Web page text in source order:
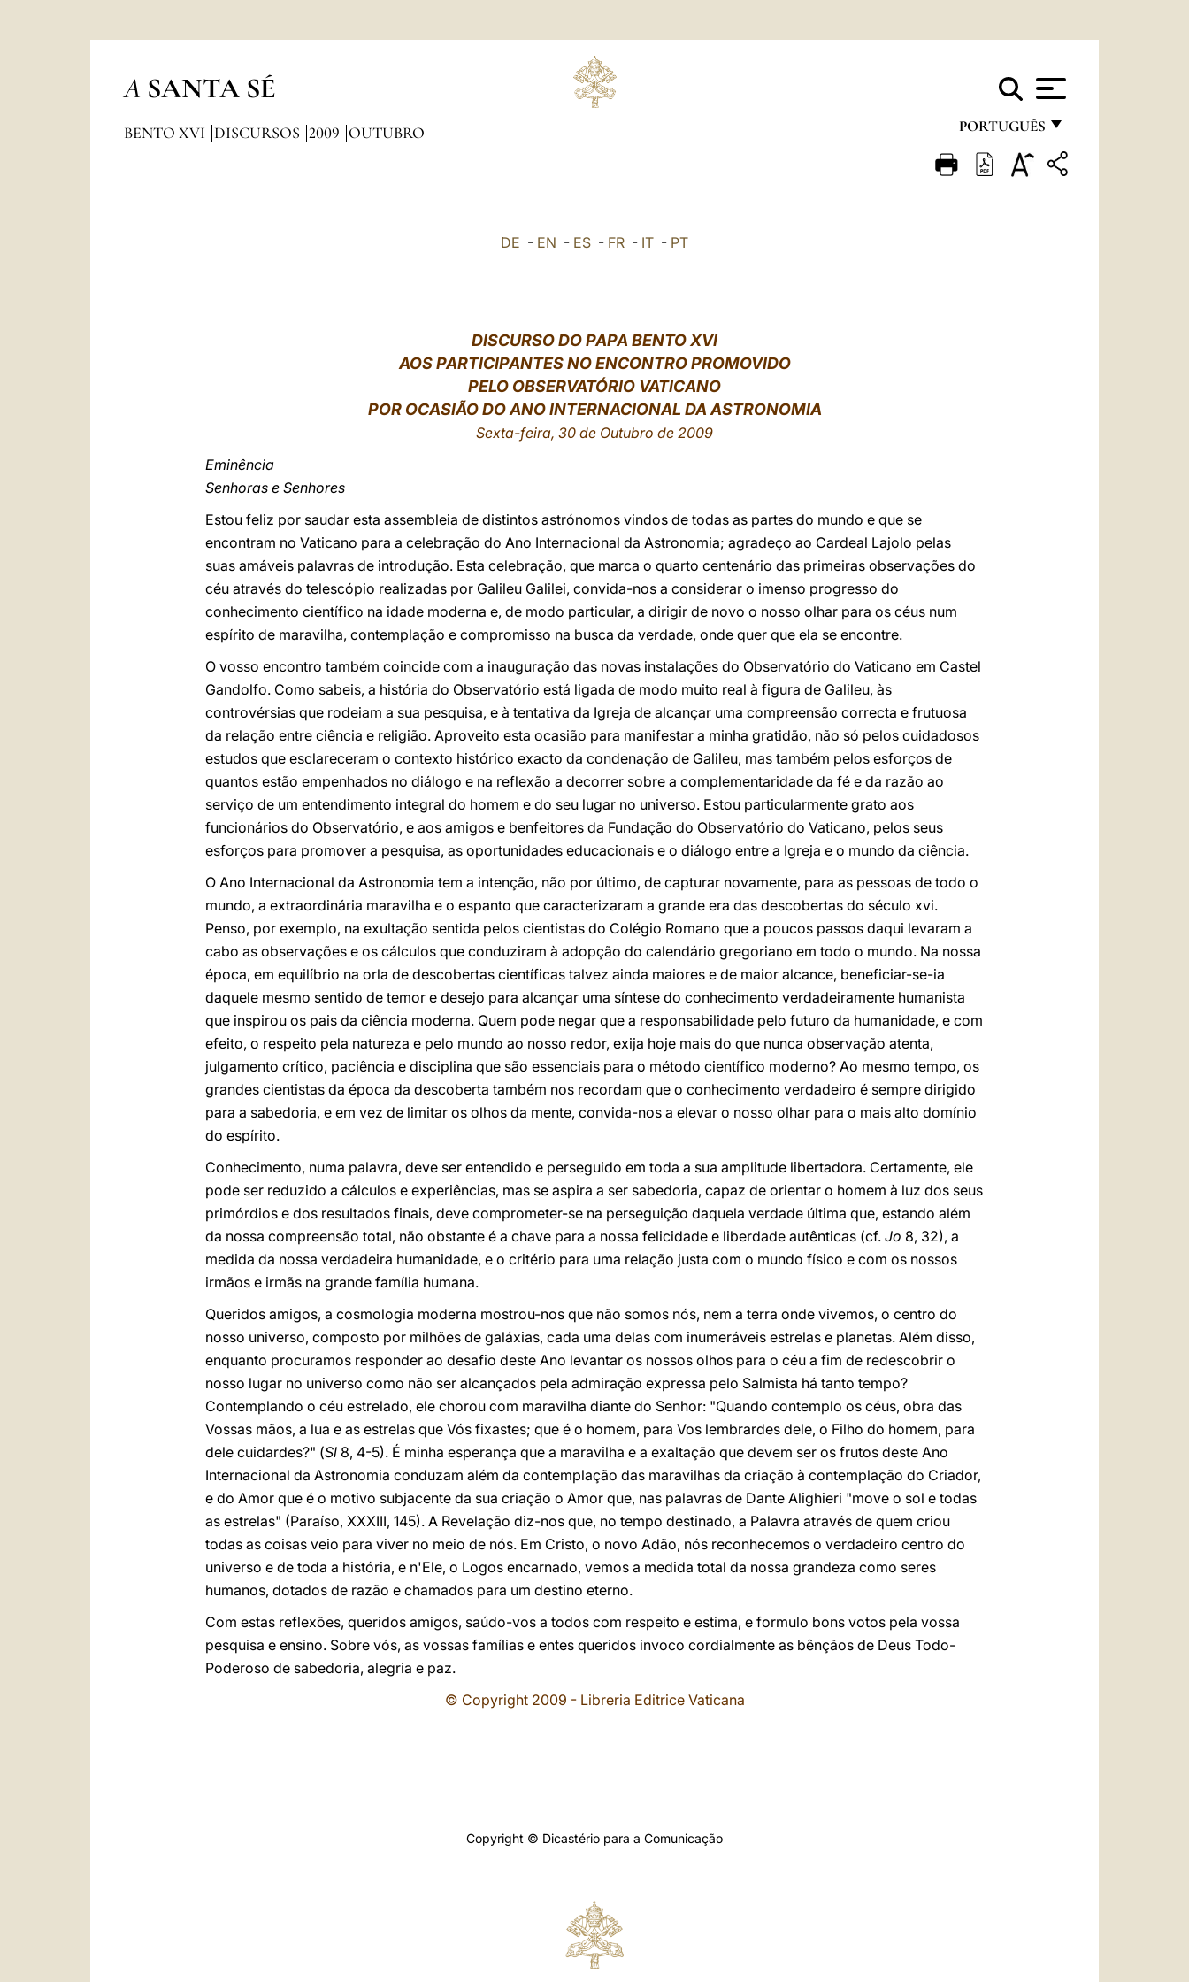
A SANTA SÉ
PORTUGUÊS
FRANÇAIS
BENTO XVI DISCURSOS 2009 OUTUBRO
DE - EN - ES - FR - IT - PT
DISCURSO DO PAPA BENTO XVI
AOS PARTICIPANTES NO ENCONTRO PROMOVIDO
PELO OBSERVATÓRIO VATICANO
POR OCASIÃO DO ANO INTERNACIONAL DA ASTRONOMIA
Sexta-feira, 30 de Outubro de 2009
Eminência
Senhoras e Senhores
Estou feliz por saudar esta assembleia de distintos astrónomos vindos de todas as partes do mundo e que se
encontram no Vaticano para a celebração do Ano Internacional da Astronomia; agradeço ao Cardeal Lajolo pelas
suas amáveis palavras de introdução. Esta celebração, que marca o quarto centenário das primeiras observações do
céu através do telescópio realizadas por Galileu Galilei, convida-nos a considerar o imenso progresso do
conhecimento científico na idade moderna e, de modo particular, a dirigir de novo o nosso olhar para os céus num
espírito de maravilha, contemplação e compromisso na busca da verdade, onde quer que ela se encontre.
O vosso encontro também coincide com a inauguração das novas instalações do Observatório do Vaticano em Castel
Gandolfo. Como sabeis, a história do Observatório está ligada de modo muito real à figura de Galileu, às
controvérsias que rodeiam a sua pesquisa, e à tentativa da Igreja de alcançar uma compreensão correcta e frutuosa
da relação entre ciência e religião. Aproveito esta ocasião para manifestar a minha gratidão, não só pelos cuidadosos
estudos que esclareceram o contexto histórico exacto da condenação de Galileu, mas também pelos esforços de
quantos estão empenhados no diálogo e na reflexão a decorrer sobre a complementaridade da fé e da razão ao
serviço de um entendimento integral do homem e do seu lugar no universo. Estou particularmente grato aos
funcionários do Observatório, e aos amigos e benfeitores da Fundação do Observatório do Vaticano, pelos seus
esforços para promover a pesquisa, as oportunidades educacionais e o diálogo entre a Igreja e o mundo da ciência.
O Ano Internacional da Astronomia tem a intenção, não por último, de capturar novamente, para as pessoas de todo o
mundo, a extraordinária maravilha e o espanto que caracterizaram a grande era das descobertas do século xvi.
Penso, por exemplo, na exultação sentida pelos cientistas do Colégio Romano que a poucos passos daqui levaram a
cabo as observações e os cálculos que conduziram à adopção do calendário gregoriano em todo o mundo. Na nossa
época, em equilíbrio na orla de descobertas científicas talvez ainda maiores e de maior alcance, beneficiar-se-ia
daquele mesmo sentido de temor e desejo para alcançar uma síntese do conhecimento verdadeiramente humanista
que inspirou os pais da ciência moderna. Quem pode negar que a responsabilidade pelo futuro da humanidade, e com
efeito, o respeito pela natureza e pelo mundo ao nosso redor, exija hoje mais do que nunca observação atenta,
julgamento crítico, paciência e disciplina que são essenciais para o método científico moderno? Ao mesmo tempo, os
grandes cientistas da época da descoberta também nos recordam que o conhecimento verdadeiro é sempre dirigido
para a sabedoria, e em vez de limitar os olhos da mente, convida-nos a elevar o nosso olhar para o mais alto domínio
do espírito.
Conhecimento, numa palavra, deve ser entendido e perseguido em toda a sua amplitude libertadora. Certamente, ele
pode ser reduzido a cálculos e experiências, mas se aspira a ser sabedoria, capaz de orientar o homem à luz dos seus
primórdios e dos resultados finais, deve comprometer-se na perseguição daquela verdade última que, estando além
da nossa compreensão total, não obstante é a chave para a nossa felicidade e liberdade autênticas (cf. Jo 8, 32), a
medida da nossa verdadeira humanidade, e o critério para uma relação justa com o mundo físico e com os nossos
irmãos e irmãs na grande família humana.
Queridos amigos, a cosmologia moderna mostrou-nos que não somos nós, nem a terra onde vivemos, o centro do
nosso universo, composto por milhões de galáxias, cada uma delas com inumeráveis estrelas e planetas. Além disso,
enquanto procuramos responder ao desafio deste Ano levantar os nossos olhos para o céu a fim de redescobrir o
nosso lugar no universo como não ser alcançados pela admiração expressa pelo Salmista há tanto tempo?
Contemplando o céu estrelado, ele chorou com maravilha diante do Senhor: "Quando contemplo os céus, obra das
Vossas mãos, a lua e as estrelas que Vós fixastes; que é o homem, para Vos lembrardes dele, o Filho do homem, para
dele cuidardes?" (Sl 8, 4-5). É minha esperança que a maravilha e a exaltação que devem ser os frutos deste Ano
Internacional da Astronomia conduzam além da contemplação das maravilhas da criação à contemplação do Criador,
e do Amor que é o motivo subjacente da sua criação o Amor que, nas palavras de Dante Alighieri "move o sol e todas
as estrelas" (Paraíso, XXXIII, 145). A Revelação diz-nos que, no tempo destinado, a Palavra através de quem criou
todas as coisas veio para viver no meio de nós. Em Cristo, o novo Adão, nós reconhecemos o verdadeiro centro do
universo e de toda a história, e n'Ele, o Logos encarnado, vemos a medida total da nossa grandeza como seres
humanos, dotados de razão e chamados para um destino eterno.
Com estas reflexões, queridos amigos, saúdo-vos a todos com respeito e estima, e formulo bons votos pela vossa
pesquisa e ensino. Sobre vós, as vossas famílias e entes queridos invoco cordialmente as bênçãos de Deus Todo-
Poderoso de sabedoria, alegria e paz.
© Copyright 2009 - Libreria Editrice Vaticana
Copyright © Dicastério para a Comunicação